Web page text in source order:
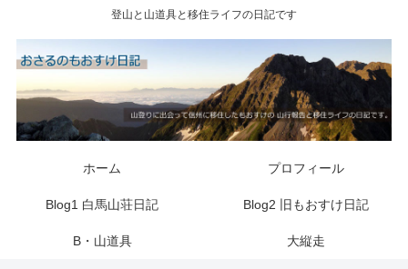
登山と山道具と移住ライフの日記です
ホーム プロフィール
Blog1 白馬山荘日記 Blog2 旧もおすけ日記
B・山道具 大縦走